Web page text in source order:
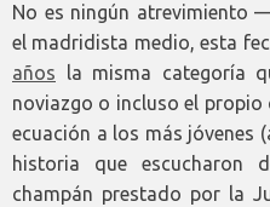
No es ningún atrevimiento
el madridista medio, esta
años la misma categoría
noviazgo o incluso el propio
ecuación a los más jóvenes
historia que escucharon
champán prestado por la